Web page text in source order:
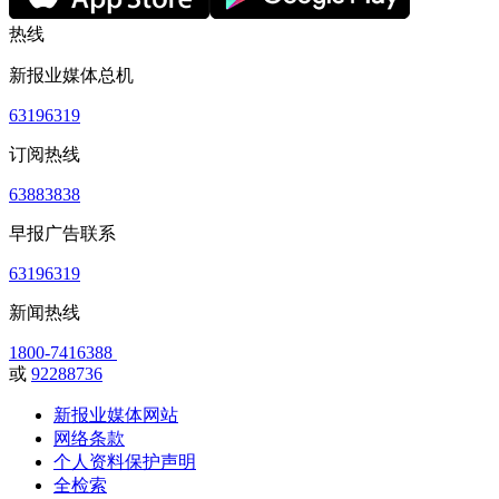
热线
新报业媒体总机
63196319
订阅热线
63883838
早报广告联系
63196319
新闻热线
1800-7416388
或 92288736
新报业媒体网站
网络条款
个人资料保护声明
全检索